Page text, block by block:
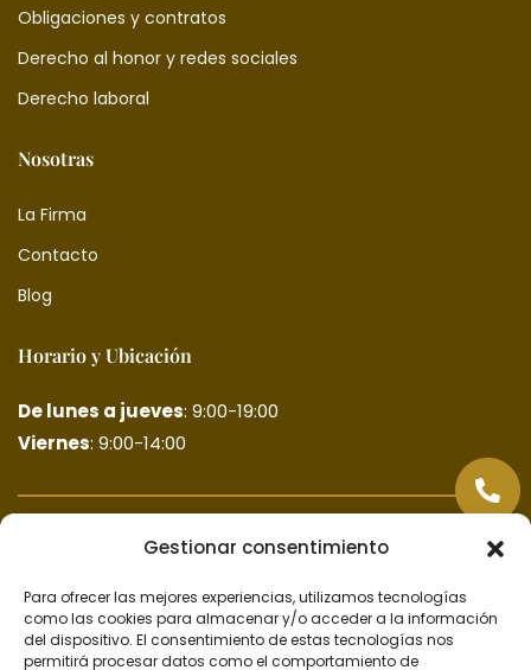
Gestionar consentimiento
Para ofrecer las mejores experiencias, utilizamos tecnologías
como las cookies para almacenar y/o acceder a la información
del dispositivo. El consentimiento de estas tecnologías nos
permitirá procesar datos como el comportamiento de
Obligaciones y contratos
Derecho al honor y redes sociales
Derecho laboral
Nosotras
La Firma
Contacto
Blog
Horario y Ubicación
De lunes a jueves: 9:00-19:00
Viernes: 9:00-14:00
Haz clic para aceptar cookies de